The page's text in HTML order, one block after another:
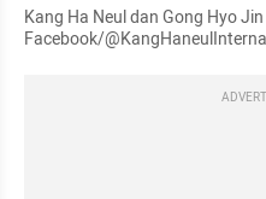
Kang Ha Neul dan Gong Hyo
Facebook/